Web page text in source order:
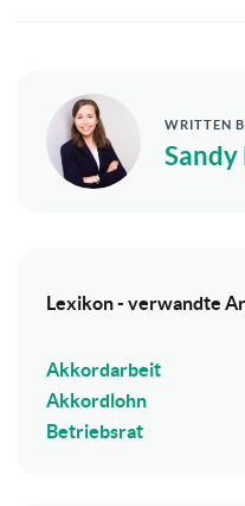
WRITTEN
Sandy
Lexikon - verwandte
Akkordarbeit
Akkordlohn
Betriebsrat